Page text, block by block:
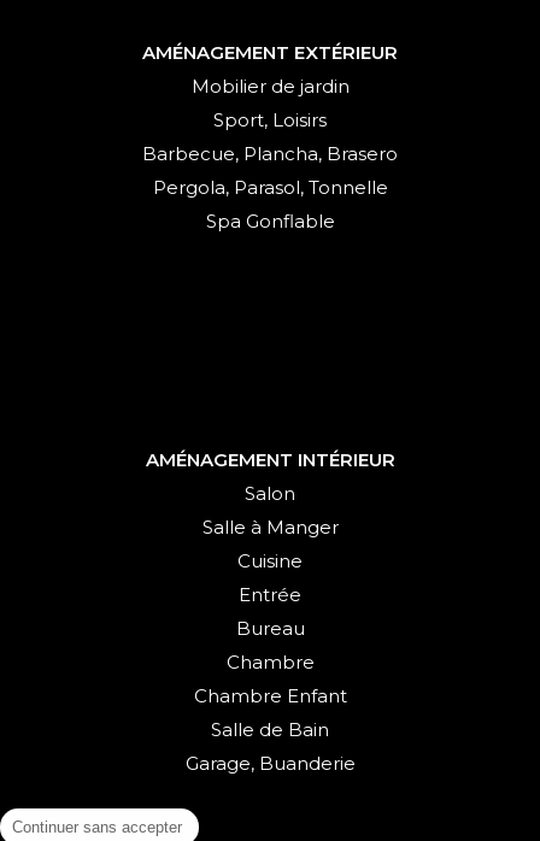
AMÉNAGEMENT EXTÉRIEUR
Mobilier de jardin
Sport, Loisirs
Barbecue, Plancha, Brasero
Pergola, Parasol, Tonnelle
Spa Gonflable
AMÉNAGEMENT INTÉRIEUR
Salon
Salle à Manger
Cuisine
Entrée
Bureau
Chambre
Chambre Enfant
Salle de Bain
Garage, Buanderie
Continuer sans accepter